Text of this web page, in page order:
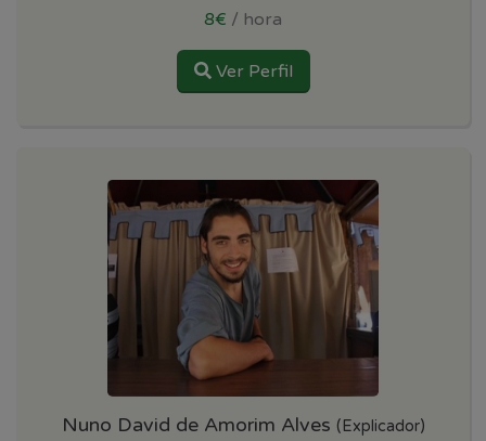
8€ / hora
Ver Perfil
Nuno David de Amorim Alves (Explicador)